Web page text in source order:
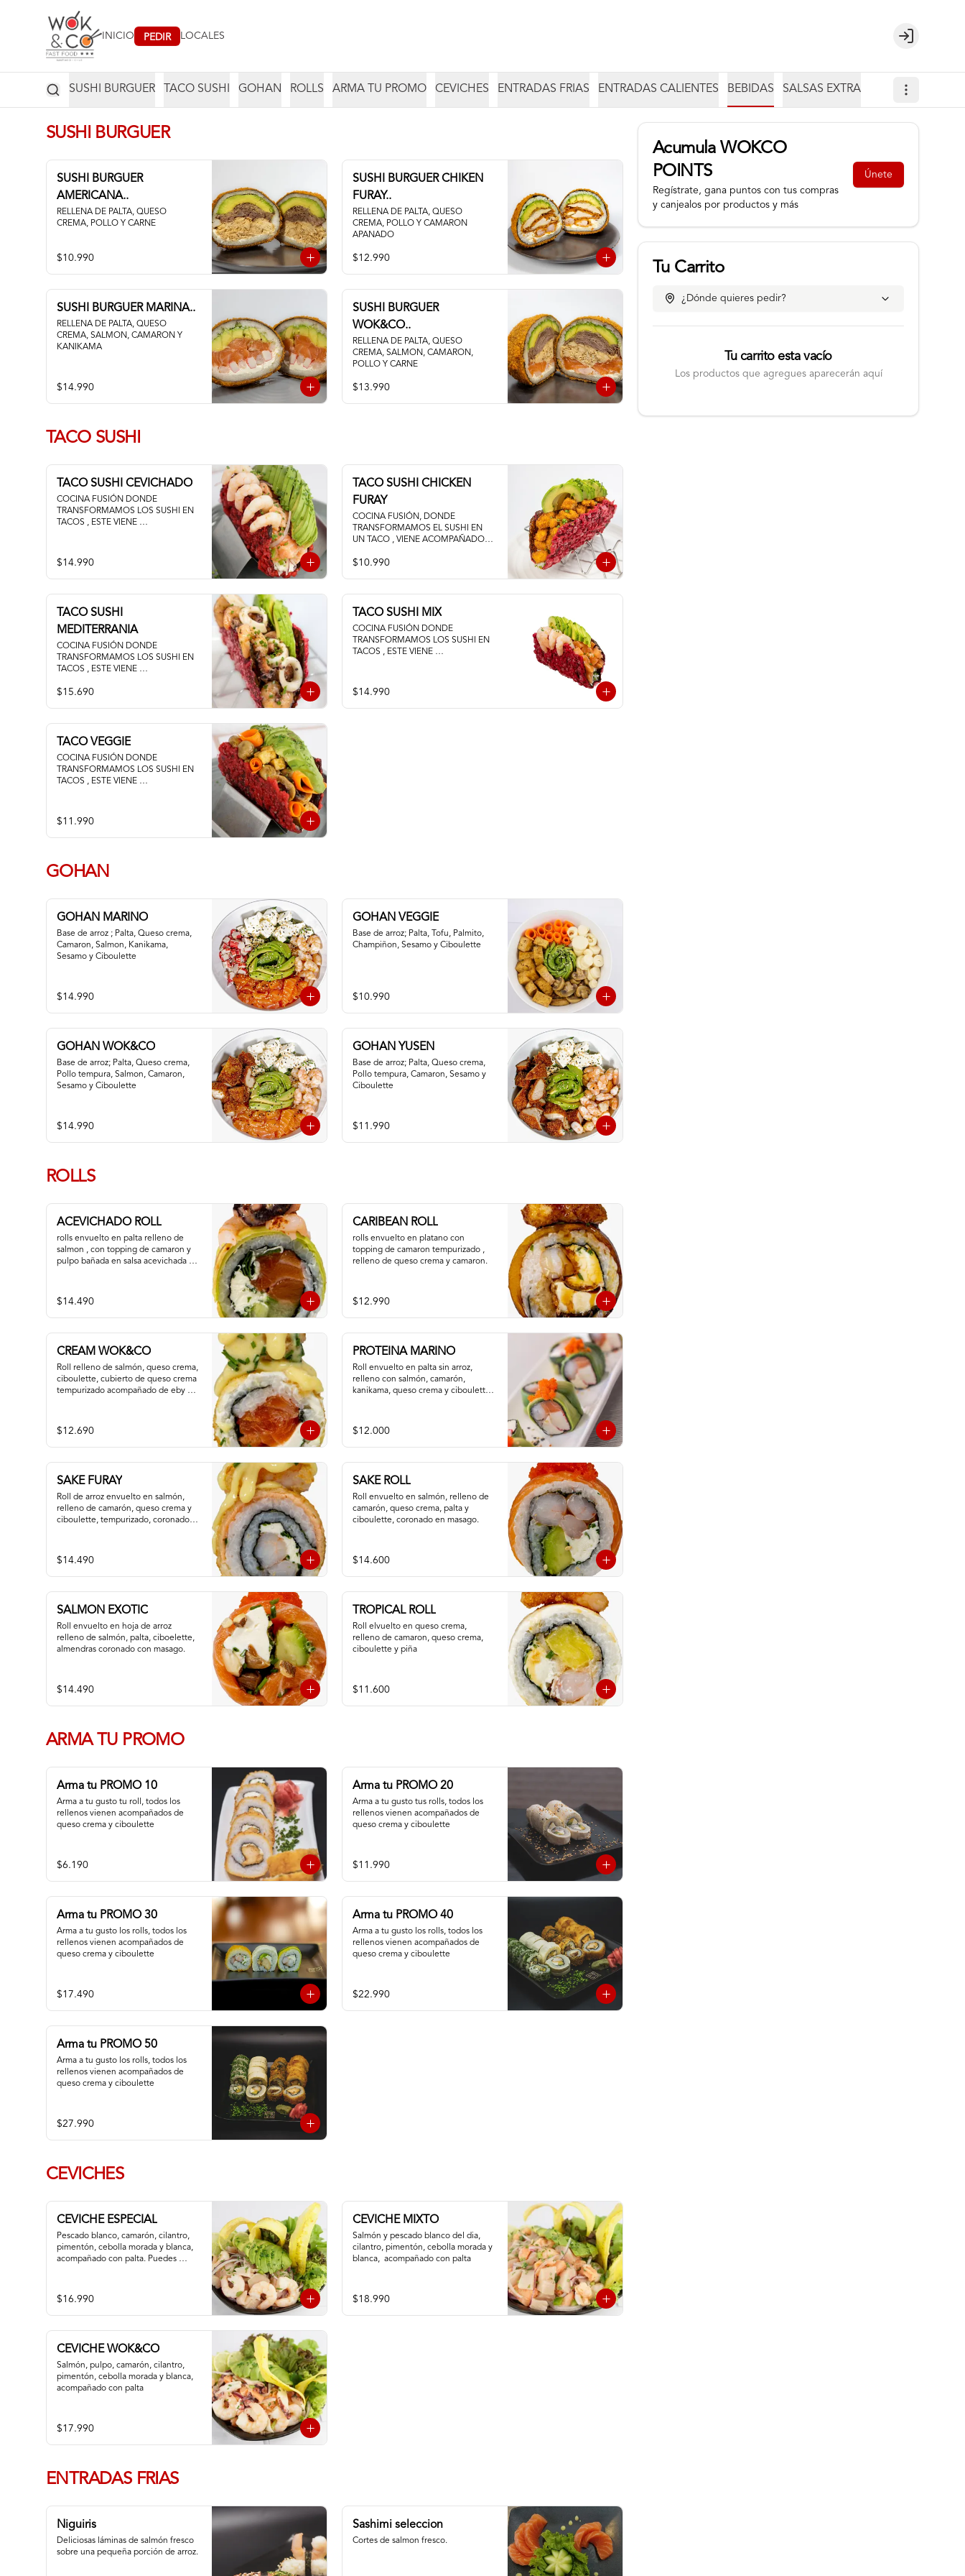
INICIO PEDIR LOCALES
Login
SUSHI BURGUER TACO SUSHI GOHAN ROLLS ARMA TU PROMO CEVICHES ENTRADAS FRIAS ENTRADAS CALIENTES BEBIDAS SALSAS EXTRA
SUSHI BURGUER
SUSHI BURGUER
AMERICANA..
RELLENA DE PALTA, QUESO
CREMA, POLLO Y CARNE
$10.990
SUSHI BURGUER CHIKEN
FURAY..
RELLENA DE PALTA, QUESO
CREMA, POLLO Y CAMARON
APANADO
$12.990
SUSHI BURGUER MARINA..
RELLENA DE PALTA, QUESO
CREMA, SALMON, CAMARON Y
KANIKAMA
$14.990
SUSHI BURGUER
WOK&CO..
RELLENA DE PALTA, QUESO
CREMA, SALMON, CAMARON,
POLLO Y CARNE
$13.990
TACO SUSHI
TACO SUSHI CEVICHADO
COCINA FUSIÓN DONDE
TRANSFORMAMOS LOS SUSHI EN
TACOS , ESTE VIENE
SALMON Y CAMARON
$14.990
TACO SUSHI CHICKEN
FURAY
COCINA FUSIÓN, DONDE
TRANSFORMAMOS EL SUSHI EN
UN TACO , VIENE ACOMPAÑADO
QUESO CREMA
$10.990
TACO SUSHI
MEDITERRANIA
COCINA FUSIÓN DONDE
TRANSFORMAMOS LOS SUSHI EN
TACOS , ESTE VIENE
CAMARON PULPO Y CALAMAR
$15.690
TACO SUSHI MIX
COCINA FUSIÓN DONDE
TRANSFORMAMOS LOS SUSHI EN
TACOS , ESTE VIENE
$14.990
TACO VEGGIE
COCINA FUSIÓN DONDE
TRANSFORMAMOS LOS SUSHI EN
TACOS , ESTE VIENE
$11.990
GOHAN
GOHAN MARINO
Base de arroz ; Palta, Queso crema,
Camaron, Salmon, Kanikama,
Sesamo y Ciboulette
$14.990
GOHAN VEGGIE
Base de arroz; Palta, Tofu, Palmito,
Champiñon, Sesamo y Ciboulette
$10.990
GOHAN WOK&CO
Base de arroz; Palta, Queso crema,
Pollo tempura, Salmon, Camaron,
Sesamo y Ciboulette
$14.990
GOHAN YUSEN
Base de arroz; Palta, Queso crema,
Pollo tempura, Camaron, Sesamo y
Ciboulette
$11.990
ROLLS
ACEVICHADO ROLL
rolls envuelto en palta relleno de
salmon , con topping de camaron y
pulpo bañada en salsa acevichada de
$14.490
CARIBEAN ROLL
rolls envuelto en platano con
topping de camaron tempurizado ,
relleno de queso crema y camaron.
$12.990
CREAM WOK&CO
Roll relleno de salmón, queso crema,
ciboulette, cubierto de queso crema
tempurizado acompañado de eby
$12.690
PROTEINA MARINO
Roll envuelto en palta sin arroz,
relleno con salmón, camarón,
kanikama, queso crema y ciboulette,
$12.000
SAKE FURAY
Roll de arroz envuelto en salmón,
relleno de camarón, queso crema y
ciboulette, tempurizado, coronado
$14.490
SAKE ROLL
Roll envuelto en salmón, relleno de
camarón, queso crema, palta y
ciboulette, coronado en masago.
$14.600
SALMON EXOTIC
Roll envuelto en hoja de arroz
relleno de salmón, palta, ciboelette,
almendras coronado con masago.
$14.490
TROPICAL ROLL
Roll elvuelto en queso crema,
relleno de camaron, queso crema,
ciboulette y piña
$11.600
ARMA TU PROMO
Arma tu PROMO 10
Arma a tu gusto tu roll, todos los
rellenos vienen acompañados de
queso crema y ciboulette
$6.190
Arma tu PROMO 20
Arma a tu gusto tus rolls, todos los
rellenos vienen acompañados de
queso crema y ciboulette
$11.990
Arma tu PROMO 30
Arma a tu gusto los rolls, todos los
rellenos vienen acompañados de
queso crema y ciboulette
$17.490
Arma tu PROMO 40
Arma a tu gusto los rolls, todos los
rellenos vienen acompañados de
queso crema y ciboulette
$22.990
Arma tu PROMO 50
Arma a tu gusto los rolls, todos los
rellenos vienen acompañados de
queso crema y ciboulette
$27.990
CEVICHES
CEVICHE ESPECIAL
Pescado blanco, camarón, cilantro,
pimentón, cebolla morada y blanca,
acompañado con palta. Puedes
$16.990
CEVICHE MIXTO
Salmón y pescado blanco del dia,
cilantro, pimentón, cebolla morada y
blanca,  acompañado con palta
$18.990
CEVICHE WOK&CO
Salmón, pulpo, camarón, cilantro,
pimentón, cebolla morada y blanca,
acompañado con palta
$17.990
ENTRADAS FRIAS
Niguiris
Deliciosas láminas de salmón fresco
sobre una pequeña porción de arroz.
Sashimi seleccion
Cortes de salmon fresco.
AcumulaWOKCO
POINTS
Regístrate, gana puntos con tus compras
y canjealos por productos y más
Únete
Tu Carrito
¿Dónde quieres pedir?
Tu carrito esta vacío
Los productos que agregues aparecerán aquí